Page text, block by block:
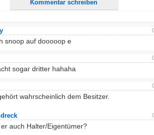
Kommentar schreiben
snoop auf dooooop e
sogar dritter hahaha
wahrscheinlich dem Besitzer.
auch Halter/Eigentümer?